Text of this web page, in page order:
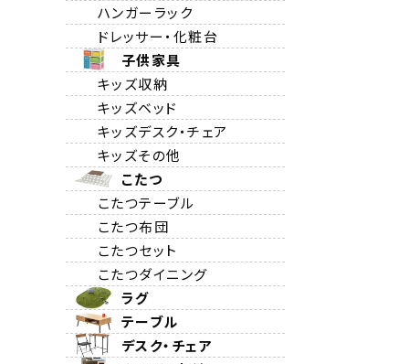
ハンガーラック
ドレッサー・化粧台
子供家具
キッズ収納
キッズベッド
キッズデスク・チェア
キッズその他
こたつ
こたつテーブル
こたつ布団
こたつセット
こたつダイニング
ラグ
テーブル
デスク・チェア